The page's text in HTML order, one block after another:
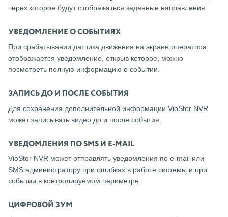
через которое будут отображаться заданные направления.
УВЕДОМЛЕНИЕ О СОБЫТИЯХ
При срабатывании датчика движения на экране оператора
отображается уведомление, открыв которое, можно
посмотреть полную информацию о событии.
ЗАПИСЬ ДО И ПОСЛЕ СОБЫТИЯ
Для сохранения дополнительной информации VioStor NVR
может записывать видео до и после события.
УВЕДОМЛЕНИЯ ПО SMS И E-MAIL
VioStor NVR может отправлять уведомления по е-mail или
SMS администратору при ошибках в работе системы и при
событии в контролируемом периметре.
ЦИФРОВОЙ ЗУМ